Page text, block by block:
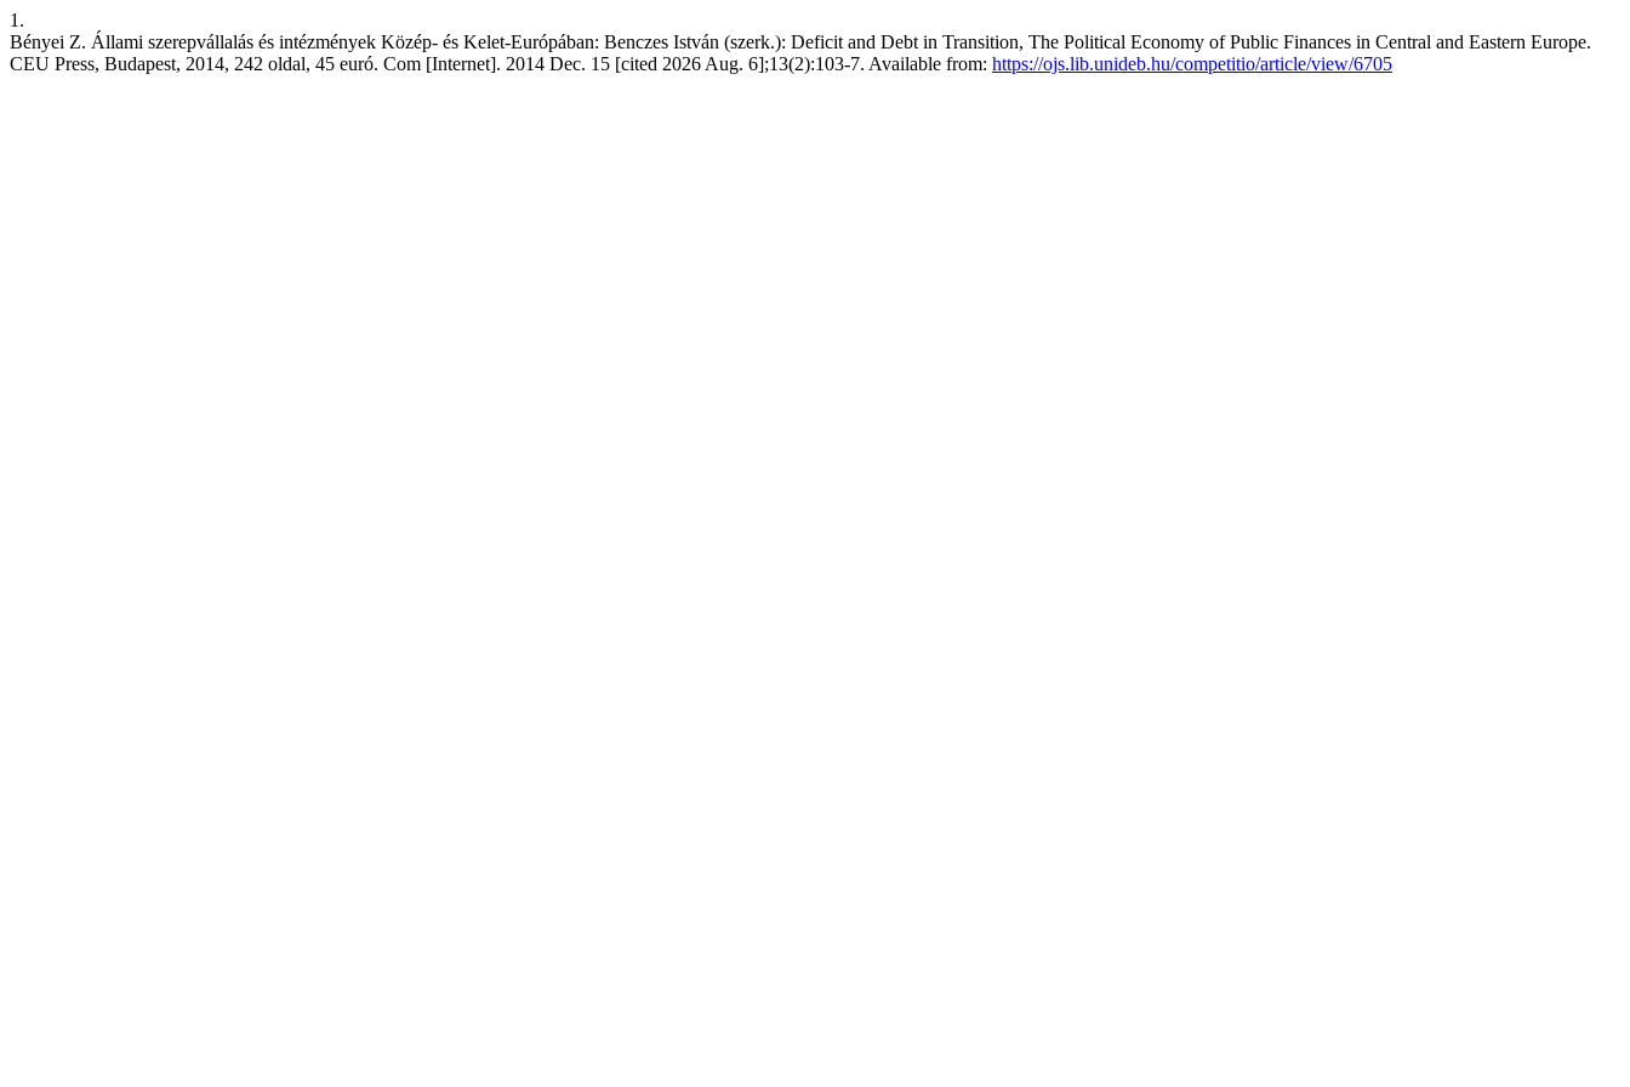
1.
Bényei Z. Állami szerepvállalás és intézmények Közép- és Kelet-Európában: Benczes István (szerk.): Deficit and Debt in Transition, The Political Economy of Public Finances in Central and Eastern Europe.
CEU Press, Budapest, 2014, 242 oldal, 45 euró. Com [Internet]. 2014 Dec. 15 [cited 2026 Aug. 6];13(2):103-7. Available from: https://ojs.lib.unideb.hu/competitio/article/view/6705